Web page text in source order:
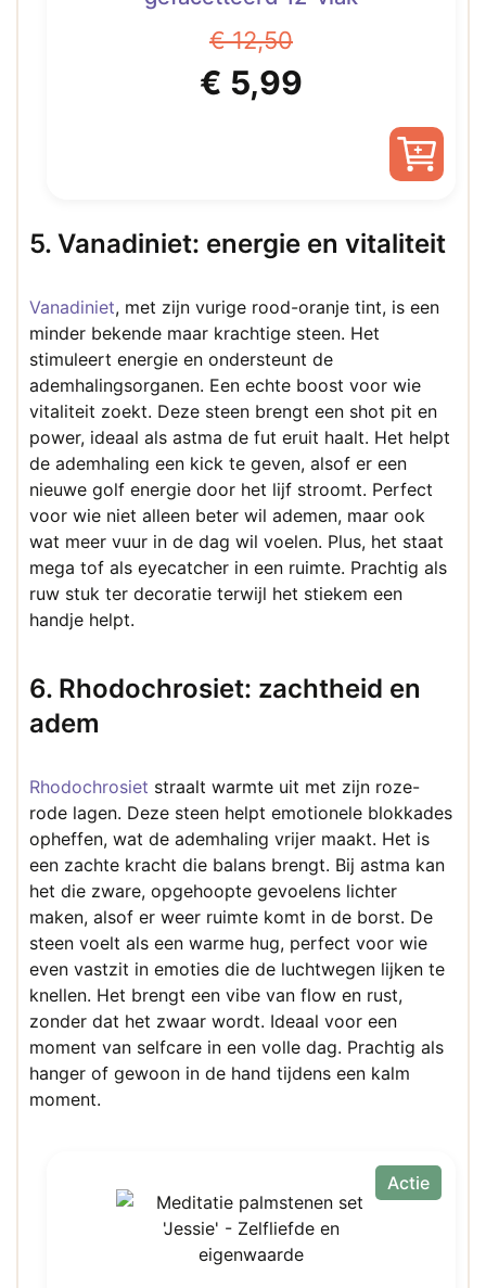
€12,50
Oorspronkelijke
€ 12,50.
€ 5,99
€ 5,99.
5. Vanadiniet: energie en vitaliteit
Vanadiniet, met zijn vurige rood-oranje tint, is een
minder bekende maar krachtige steen. Het
stimuleert energie en ondersteunt de
ademhalingsorganen. Een echte boost voor wie
vitaliteit zoekt. Deze steen brengt een shot pit en
power, ideaal als astma de fut eruit haalt. Het helpt
de ademhaling een kick te geven, alsof er een
nieuwe golf energie door het lijf stroomt. Perfect
voor wie niet alleen beter wil ademen, maar ook
wat meer vuur in de dag wil voelen. Plus, het staat
mega tof als eyecatcher in een ruimte. Prachtig als
ruw stuk ter decoratie terwijl het stiekem een
handje helpt.
6. Rhodochrosiet: zachtheid en
adem
Rhodochrosiet straalt warmte uit met zijn roze-
rode lagen. Deze steen helpt emotionele blokkades
opheffen, wat de ademhaling vrijer maakt. Het is
een zachte kracht die balans brengt. Bij astma kan
het die zware, opgehoopte gevoelens lichter
maken, alsof er weer ruimte komt in de borst. De
steen voelt als een warme hug, perfect voor wie
even vastzit in emoties die de luchtwegen lijken te
knellen. Het brengt een vibe van flow en rust,
zonder dat het zwaar wordt. Ideaal voor een
moment van selfcare in een volle dag. Prachtig als
hanger of gewoon in de hand tijdens een kalm
moment.
Actie